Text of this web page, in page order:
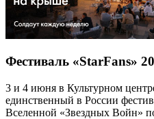
Фестиваль «StarFans»
3 и 4 июня в Культурном
единственный в России
Вселенной «Звездных Войн»